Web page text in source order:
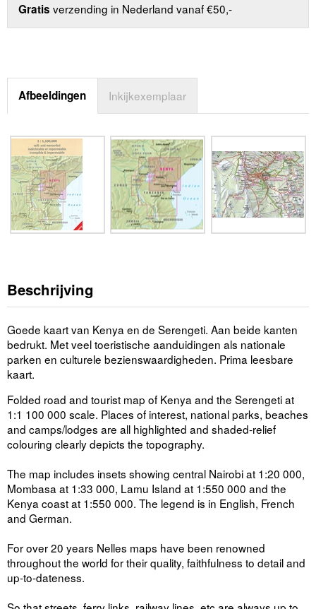
Gratis verzending in Nederland vanaf €50,-
Afbeeldingen Inkijkexemplaar
Beschrijving
Goede kaart van Kenya en de Serengeti. Aan beide kanten
bedrukt. Met veel toeristische aanduidingen als nationale
parken en culturele bezienswaardigheden. Prima leesbare
kaart.
Folded road and tourist map of Kenya and the Serengeti at
1:1 100 000 scale. Places of interest, national parks, beaches
and camps/lodges are all highlighted and shaded-relief
colouring clearly depicts the topography.
The map includes insets showing central Nairobi at 1:20 000,
Mombasa at 1:33 000, Lamu Island at 1:550 000 and the
Kenya coast at 1:550 000. The legend is in English, French
and German.
For over 20 years Nelles maps have been renowned
throughout the world for their quality, faithfulness to detail and
up-to-dateness.